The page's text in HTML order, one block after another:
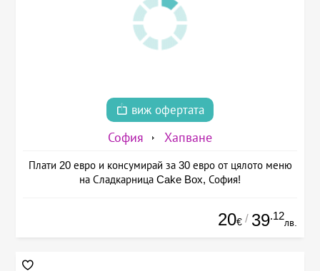
виж офертата
София Хапване
Плати 20 евро и консумирай за 30 евро от цялото меню
на Сладкарница Cake Box, София!
20€ / 39.12
лв.